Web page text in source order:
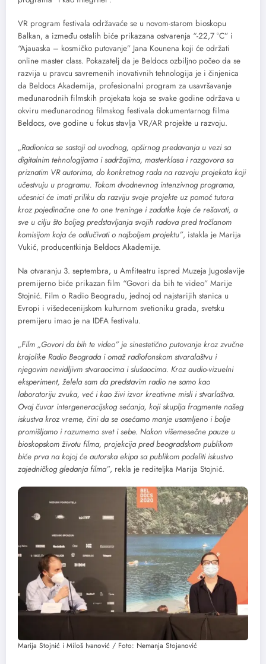
VR program festivala održavaće se u novom-starom bioskopu
Balkan, a između ostalih biće prikazana ostvarenja “-22,7 °C” i
“Ajauaska – kosmičko putovanje” Jana Kounena koji će održati
online master class. Pokazatelj da je Beldocs ozbiljno počeo da se
razvija u pravcu savremenih inovativnih tehnologija je i činjenica
da Beldocs Akademija, profesionalni program za usavršavanje
međunarodnih filmskih projekata koja se svake godine održava u
okviru međunarodnog filmskog festivala dokumentarnog filma
Beldocs, ove godine u fokus stavlja VR/AR projekte u razvoju.
„Radionica se sastoji od uvodnog, opširnog predavanja u vezi sa
digitalnim tehnologijama i sadržajima, masterklasa i razgovora sa
priznatim VR autorima, do konkretnog rada na razvoju projekata koji
učestvuju u programu. Tokom dvodnevnog intenzivnog programa,
učesnici će imati priliku da razviju svoje projekte uz pomoć tutora
kroz pojedinačne one to one treninge i zadatke koje će rešavati, a
sve u cilju što boljeg predstavljanja svojih radova pred tročlanom
komisijom koja će odlučivati o najboljem projektu”, istakla je Marija
Vukić, producentkinja Beldocs Akademije.
Na otvaranju 3. septembra, u Amfiteatru ispred Muzeja Jugoslavije
premijerno biće prikazan film “Govori da bih te video” Marije
Stojnić. Film o Radio Beogradu, jednoj od najstarijih stanica u
Evropi i višedecenijskom kulturnom svetioniku grada, svetsku
premijeru imao je na IDFA festivalu.
„Film „Govori da bih te video” je sinestetično putovanje kroz zvučne
krajolike Radio Beograda i omaž radiofonskom stvaralaštvu i
njegovim nevidljivm stvaraocima i slušaocima. Kroz audio-vizuelni
eksperiment, želela sam da predstavim radio ne samo kao
laboratoriju zvuka, već i kao živi izvor kreativne misli i stvarlaštva.
Ovaj čuvar intergeneracijskog sećanja, koji skuplja fragmente našeg
iskustva kroz vreme, čini da se osećamo manje usamljeno i bolje
promišljamo i razumemo svet i sebe. Nakon višemesečne pauze u
bioskopskom životu filma, projekcija pred beogradskom publikom
biće prva na kojoj će autorska ekipa sa publikom podeliti iskustvo
zajedničkog gledanja filma”, rekla je rediteljka Marija Stojnić.
Marija Stojnić i Miloš Ivanović / Foto: Nemanja Stojanović